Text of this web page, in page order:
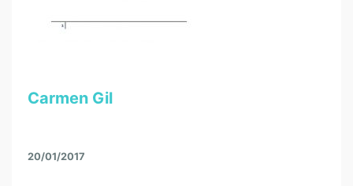
Carmen Gil
20/01/2017